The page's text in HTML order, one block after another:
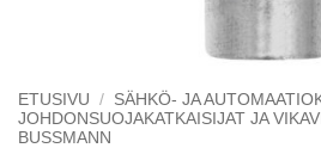
ETUSIVU / SÄHKÖ- JA
JOHDONSUOJAKATKAISIJAT JA
BUSSMANN